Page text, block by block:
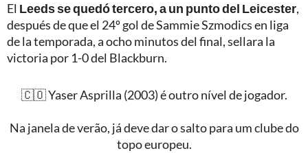
El Leeds se quedó tercero, a un punto del Leicester,
después de que el 24º gol de Sammie Szmodics en liga
de la temporada, a ocho minutos del final, sellara la
victoria por 1-0 del Blackburn.
🇨🇴 Yaser Asprilla (2003) é outro nível de jogador.
Na janela de verão, já deve dar o salto para um clube do
topo europeu.